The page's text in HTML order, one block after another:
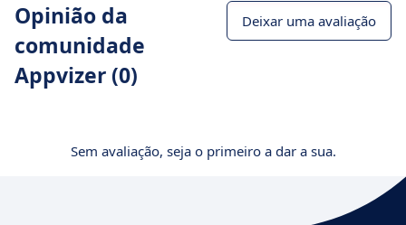
Opinião da
comunidade
Appvizer (0)
Deixar uma avaliação
Sem avaliação, seja o primeiro a dar a sua.